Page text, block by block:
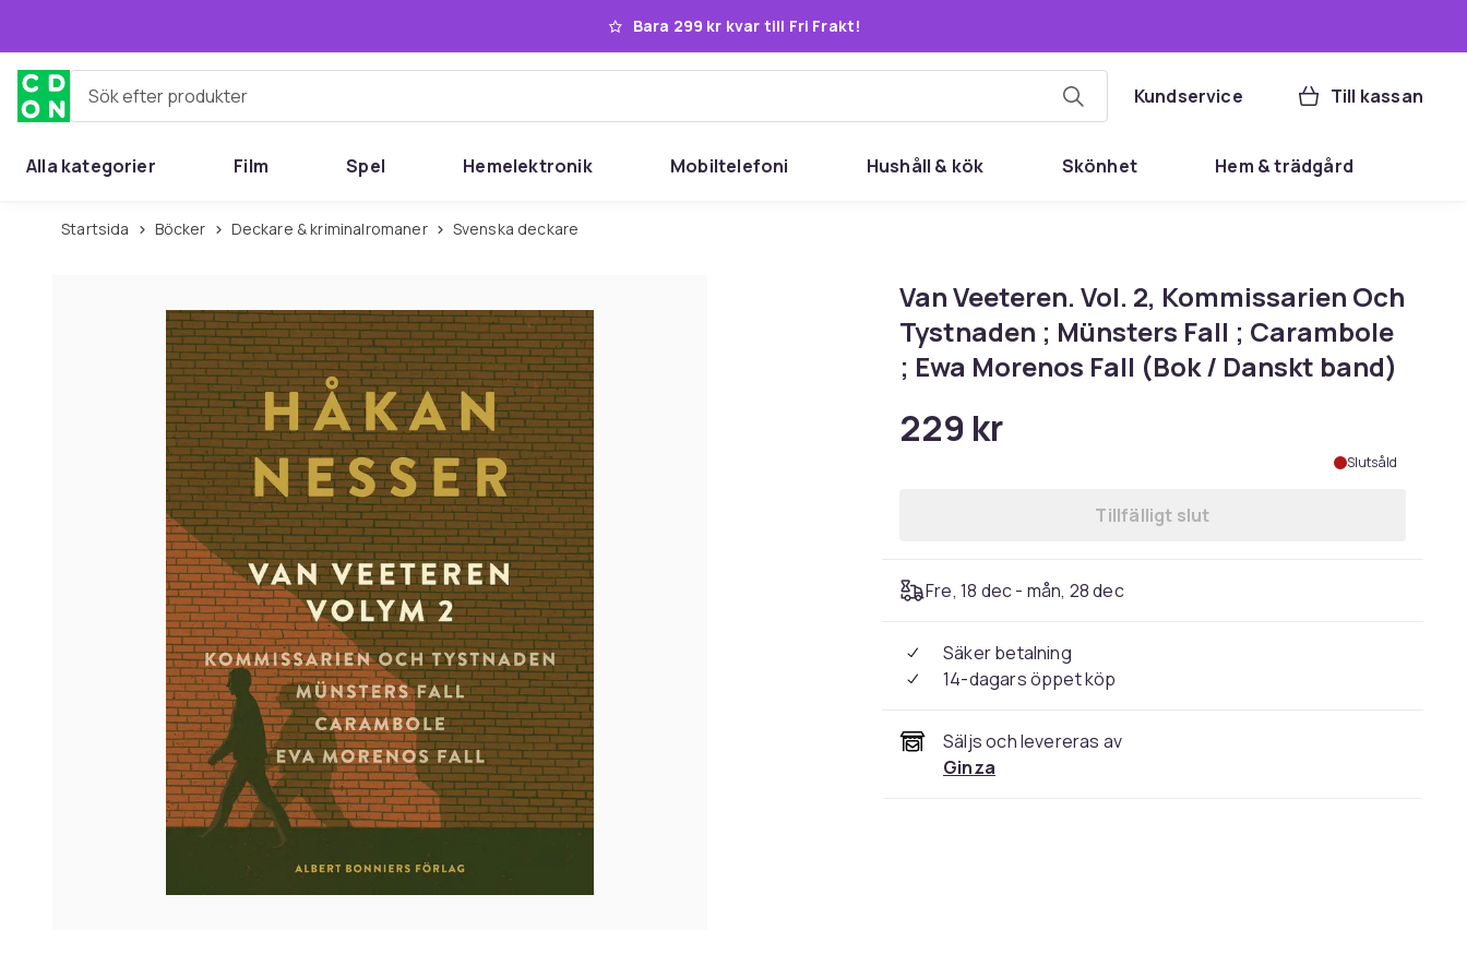
Bara 299 kr kvar till Fri Frakt!
Sök efter produkter Kundservice Till kassan
Alla kategorier Film Spel Hemelektronik Mobiltelefoni Hushåll & kök Skönhet Hem & trädgård
Startsida Böcker Deckare & kriminalromaner Svenska deckare
Van Veeteren. Vol. 2, Kommissarien Och
Tystnaden ; Münsters Fall ; Carambole
; Ewa Morenos Fall (Bok / Danskt band)
229 kr
Slutsåld
Tillfälligt slut
Fre, 18 dec - mån, 28 dec
Säker betalning
14-dagars öppet köp
Säljs och levereras av
Ginza